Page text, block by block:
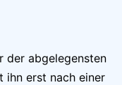
der abgelegensten
ihn erst nach einer